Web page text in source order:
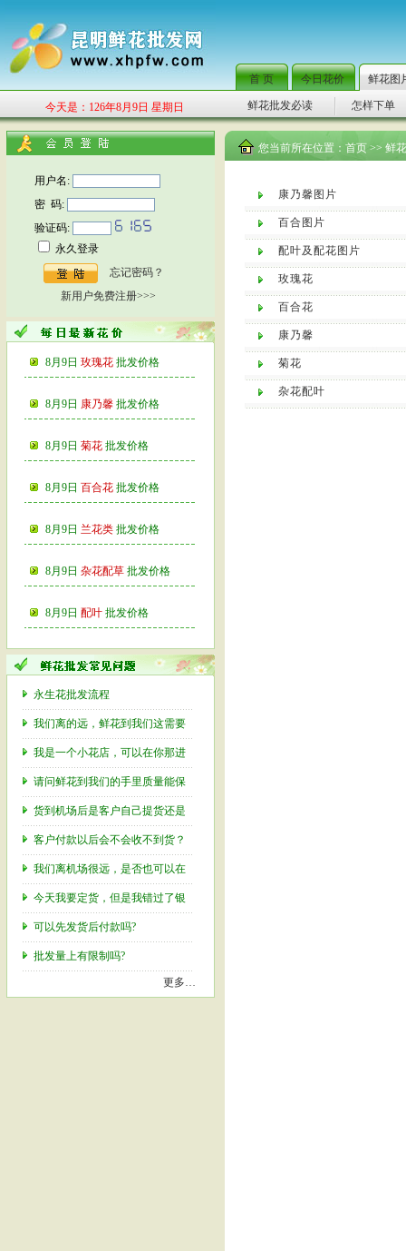
首 页 今日花价 鲜花图
今天是：126年8月9日 星期日 鲜花批发必读 怎样下单
用户名:
密 码:
验证码:
永久登录
忘记密码？
新用户免费注册>>>
8月9日 玫瑰花 批发价格
8月9日 康乃馨 批发价格
8月9日 菊花 批发价格
8月9日 百合花 批发价格
8月9日 兰花类 批发价格
8月9日 杂花配草 批发价格
8月9日 配叶 批发价格
永生花批发流程
我们离的远，鲜花到我们这需要
我是一个小花店，可以在你那进
请问鲜花到我们的手里质量能保
货到机场后是客户自己提货还是
客户付款以后会不会收不到货？
我们离机场很远，是否也可以在
今天我要定货，但是我错过了银
可以先发货后付款吗?
批发量上有限制吗?
更多…
您当前所在位置： 首页 >> 鲜
康乃馨图片
百合图片
配叶及配花图片
玫瑰花
百合花
康乃馨
菊花
杂花配叶